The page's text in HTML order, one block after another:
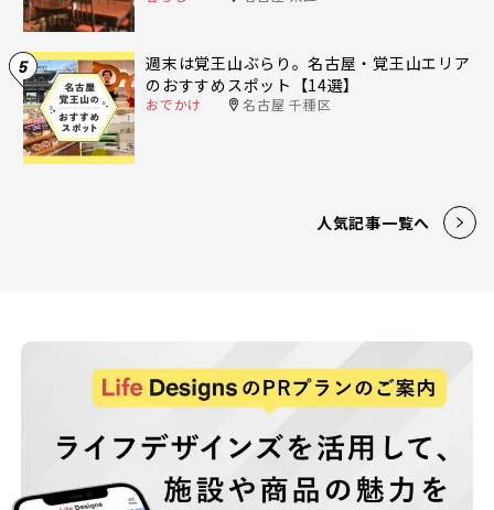
5
週末は覚王山ぶらり。名古屋・覚王山エリア
のおすすめスポット【14選】
おでかけ 名古屋 千種区
人気記事一覧へ